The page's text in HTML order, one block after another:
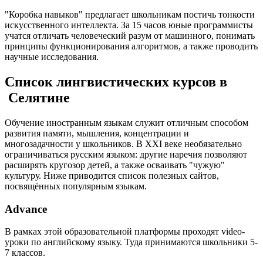
"Коробка навыков" предлагает школьникам постичь тонкости
искусственного интеллекта. За 15 часов юные программисты
учатся отличать человеческий разум от машинного, понимать
принципы функционирования алгоритмов, а также проводить
научные исследования.
Список лингвистических курсов в
Селятине
Обучение иностранным языкам служит отличным способом
развития памяти, мышления, концентрации и
многозадачности у школьников. В XXI веке необязательно
ограничиваться русским языком: другие наречия позволяют
расширять кругозор детей, а также осваивать "чужую"
культуру. Ниже приводится список полезных сайтов,
посвящённых популярным языкам.
Advance
В рамках этой образовательной платформы проходят video-
уроки по английскому языку. Туда принимаются школьники 5-
7 классов.